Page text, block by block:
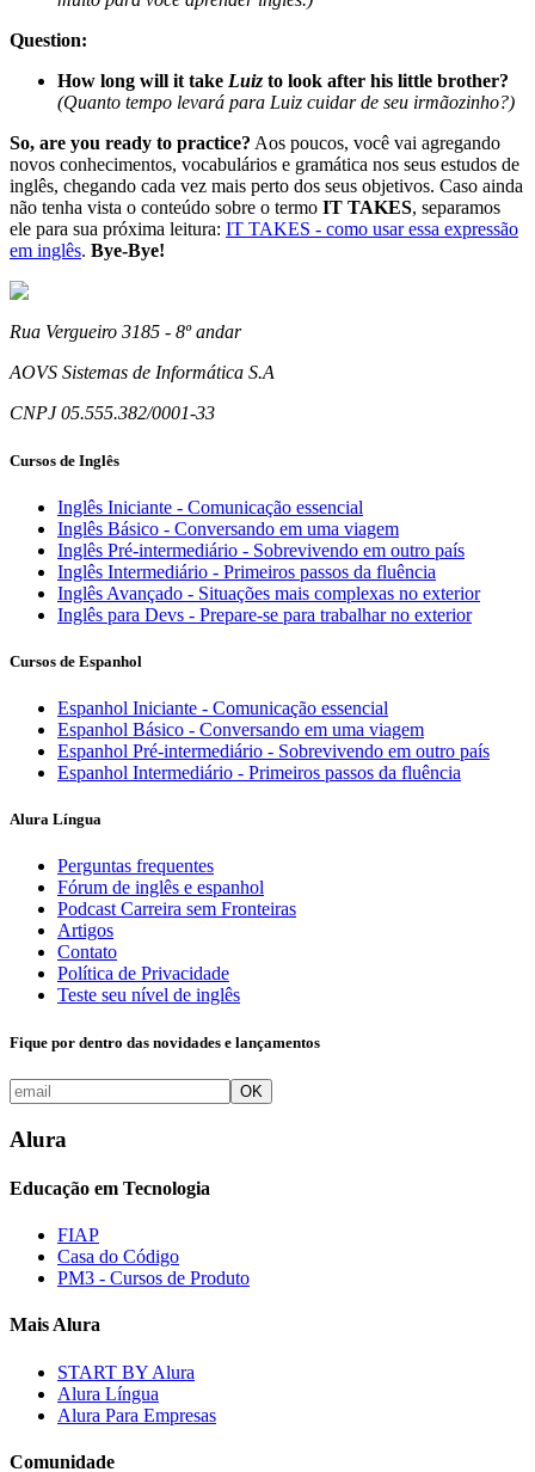
Question:
How long will it take Luiz to look after his little brother?
(Quanto tempo levará para Luiz cuidar de seu irmãozinho?)
So, are you ready to practice? Aos poucos, você vai agregando
novos conhecimentos, vocabulários e gramática nos seus estudos de
inglês, chegando cada vez mais perto dos seus objetivos. Caso ainda
não tenha vista o conteúdo sobre o termo IT TAKES, separamos
ele para sua próxima leitura: IT TAKES - como usar essa expressão
em inglês. Bye-Bye!
Rua Vergueiro 3185 - 8º andar
AOVS Sistemas de Informática S.A
CNPJ 05.555.382/0001-33
Cursos de Inglês
Inglês Iniciante - Comunicação essencial
Inglês Básico - Conversando em uma viagem
Inglês Pré-intermediário - Sobrevivendo em outro país
Inglês Intermediário - Primeiros passos da fluência
Inglês Avançado - Situações mais complexas no exterior
Inglês para Devs - Prepare-se para trabalhar no exterior
Cursos de Espanhol
Espanhol Iniciante - Comunicação essencial
Espanhol Básico - Conversando em uma viagem
Espanhol Pré-intermediário - Sobrevivendo em outro país
Espanhol Intermediário - Primeiros passos da fluência
Alura Língua
Perguntas frequentes
Fórum de inglês e espanhol
Podcast Carreira sem Fronteiras
Artigos
Contato
Política de Privacidade
Teste seu nível de inglês
Fique por dentro das novidades e lançamentos
OK
Alura
Educação em Tecnologia
FIAP
Casa do Código
PM3 - Cursos de Produto
Mais Alura
START BY Alura
Alura Língua
Alura Para Empresas
Comunidade